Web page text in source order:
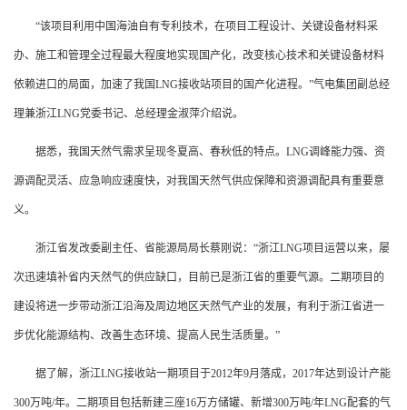
“该项目利用中国海油自有专利技术，在项目工程设计、关键设备材料采
办、施工和管理全过程最大程度地实现国产化，改变核心技术和关键设备材料
依赖进口的局面，加速了我国LNG接收站项目的国产化进程。”气电集团副总经
理兼浙江LNG党委书记、总经理金淑萍介绍说。
据悉，我国天然气需求呈现冬夏高、春秋低的特点。LNG调峰能力强、资
源调配灵活、应急响应速度快，对我国天然气供应保障和资源调配具有重要意
义。
浙江省发改委副主任、省能源局局长蔡刚说：“浙江LNG项目运营以来，屡
次迅速填补省内天然气的供应缺口，目前已是浙江省的重要气源。二期项目的
建设将进一步带动浙江沿海及周边地区天然气产业的发展，有利于浙江省进一
步优化能源结构、改善生态环境、提高人民生活质量。”
据了解，浙江LNG接收站一期项目于2012年9月落成，2017年达到设计产能
300万吨/年。二期项目包括新建三座16万方储罐、新增300万吨/年LNG配套的气